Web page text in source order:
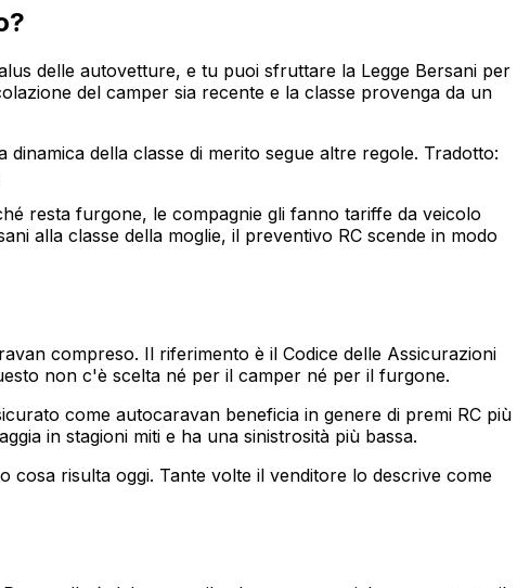
delle autovetture, e tu puoi sfruttare la Legge Bersani per
del camper sia recente e la classe provenga da un
della classe di merito segue altre regole. Tradotto:
resta furgone, le compagnie gli fanno tariffe da veicolo
alla classe della moglie, il preventivo RC scende in modo
compreso. Il riferimento è il Codice delle Assicurazioni
non c'è scelta né per il camper né per il furgone.
come autocaravan beneficia in genere di premi RC più
in stagioni miti e ha una sinistrosità più bassa.
risulta oggi. Tante volte il venditore lo descrive come